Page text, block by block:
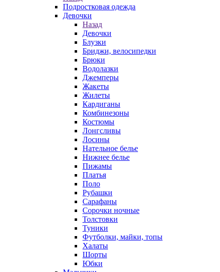
Подростковая одежда
Девочки
Назад
Девочки
Блузки
Бриджи, велосипедки
Брюки
Водолазки
Джемперы
Жакеты
Жилеты
Кардиганы
Комбинезоны
Костюмы
Лонгсливы
Лосины
Нательное белье
Нижнее белье
Пижамы
Платья
Поло
Рубашки
Сарафаны
Сорочки ночные
Толстовки
Туники
Футболки, майки, топы
Халаты
Шорты
Юбки